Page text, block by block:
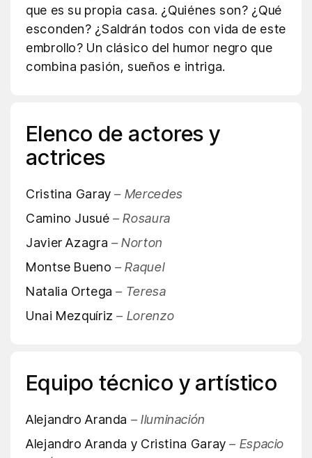
que es su propia casa. ¿Quiénes son? ¿Qué
esconden? ¿Saldrán todos con vida de este
embrollo? Un clásico del humor negro que
combina pasión, sueños e intriga.
Elenco de actores y
actrices
Cristina Garay – Mercedes
Camino Jusué – Rosaura
Javier Azagra – Norton
Montse Bueno – Raquel
Natalia Ortega – Teresa
Unai Mezquíriz – Lorenzo
Equipo técnico y artístico
Alejandro Aranda – Iluminación
Alejandro Aranda y Cristina Garay – Espacio